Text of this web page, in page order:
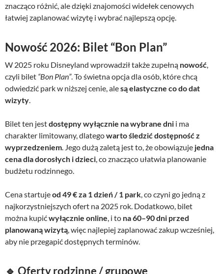
znacząco różnić, ale dzięki znajomości widełek cenowych
łatwiej zaplanować wizytę i wybrać najlepszą opcję.
Nowość 2026: Bilet “Bon Plan”
W 2025 roku Disneyland wprowadził także zupełną nowość
czyli bilet “Bon Plan”. To świetna opcja dla osób, które chcą
odwiedzić park w niższej cenie, alesą elastyczne co do dat
wizyty
Bilet ten jestdostępny wyłącznie na wybrane dni i ma
charakter limitowany, dlategowarto śledzić dostępność z
wyprzedzeniem . Jego dużą zaletą jest to, że obowiązuje jedna
cena dla dorosłych i dzieci , co znacząco ułatwia planowanie
budżetu rodzinnego.
Cena startujeod 49 € za 1 dzień / 1 park , co czyni go jedną z
najkorzystniejszych ofert na 2025 rok. Dodatkowo, bilet
można kupićwyłącznie online , i to na 60–90 dni przed
planowaną wizytą , więc najlepiej zaplanować zakup wcześniej,
aby nie przegapić dostępnych terminów.
🔹 Oferty rodzinne / grupowe